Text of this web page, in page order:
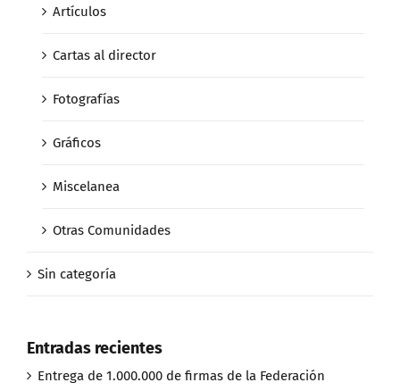
Artículos
Cartas al director
Fotografías
Gráficos
Miscelanea
Otras Comunidades
Sin categoría
Entradas recientes
Entrega de 1.000.000 de firmas de la Federación